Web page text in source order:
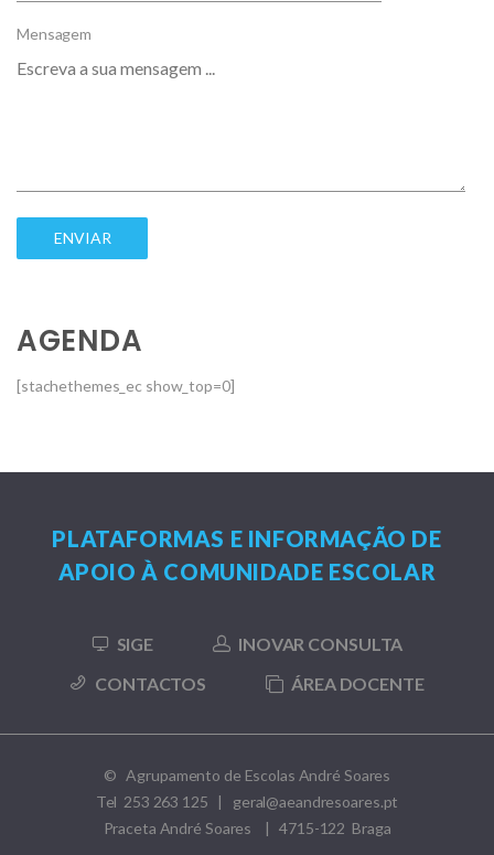
Mensagem
AGENDA
[stachethemes_ec show_top=0]
PLATAFORMAS E INFORMAÇÃO DE
APOIO À COMUNIDADE ESCOLAR
SIGE
INOVAR CONSULTA
CONTACTOS
ÁREA DOCENTE
© Agrupamento de Escolas André Soares
Tel 253 263 125 | geral@aeandresoares.pt
Praceta André Soares | 4715-122 Braga